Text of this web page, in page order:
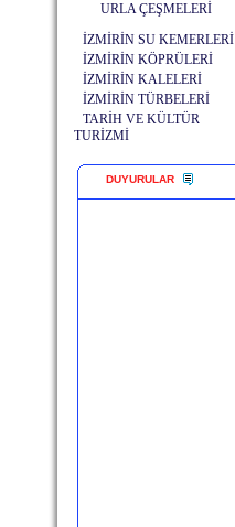
URLA ÇEŞMELERİ
İZMİRİN SU KEMERLERİ
İZMİRİN KÖPRÜLERİ
İZMİRİN KALELERİ
İZMİRİN TÜRBELERİ
TARİH VE KÜLTÜR
TURİZMİ
DUYURULAR